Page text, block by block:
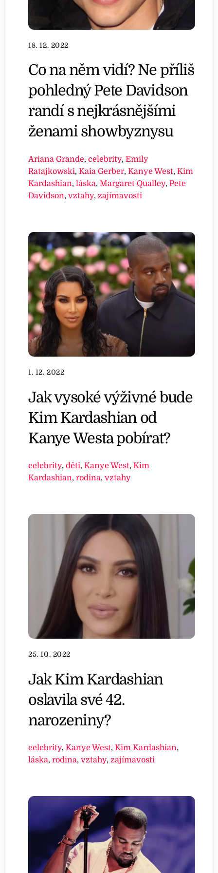
18. 12. 2022
Co na něm vidí? Ne příliš
pohledný Pete Davidson
randí s nejkrásnějšími
ženami showbyznysu
Ariana Grande,celebrity,Emily
Ratajkowski,Kaia Gerber,Kanye West,Kim
Kardashian,láska,Margaret Qualley,Pete
Davidson,vztahy, zajímavosti
1. 12. 2022
Jak vysoké výživné bude
Kim Kardashian od
Kanye Westa pobírat?
celebrity,děti,Kanye West,Kim
Kardashian,rodina,vztahy
25. 10. 2022
Jak Kim Kardashian
oslavila své 42.
narozeniny?
celebrity,Kanye West,Kim Kardashian,
láska,rodina,vztahy, zajímavosti